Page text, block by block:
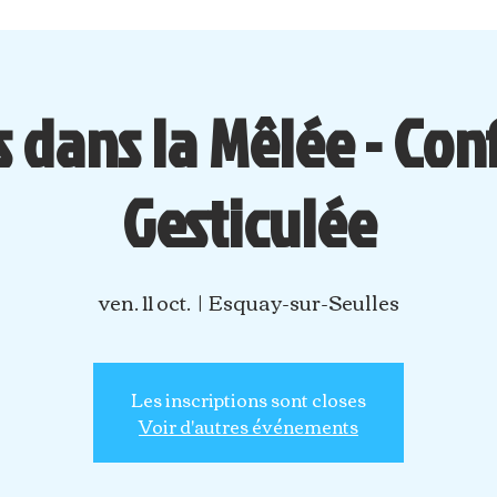
dans la Mêlée -
Gesticulée
ven. 11 oct.
  |
Esquay-sur-Seulles
Les inscriptions sont closes
Voir d'autres événements